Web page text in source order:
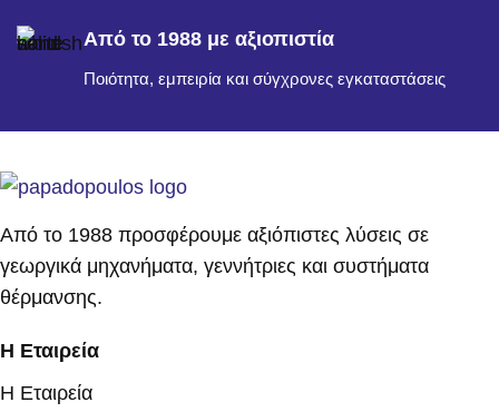
Από το 1988 με αξιοπιστία
Ποιότητα, εμπειρία και σύγχρονες εγκαταστάσεις
Από το 1988 προσφέρουμε αξιόπιστες λύσεις σε
γεωργικά μηχανήματα, γεννήτριες και συστήματα
θέρμανσης.
Η Εταιρεία
Η Εταιρεία